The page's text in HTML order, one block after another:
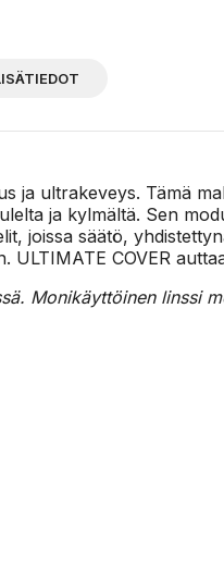
ja ultrakeveys. Tämä
ja kylmältä. Sen
joissa säätö,
COVER
Monikäyttöinen linssi